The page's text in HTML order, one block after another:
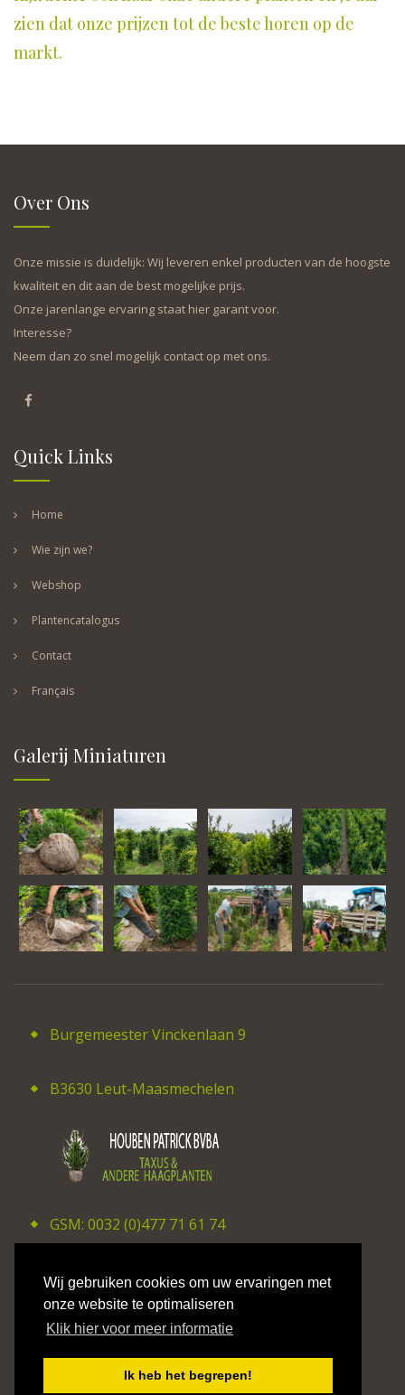
Wij gebruiken cookies om uw ervaringen met
onze website te optimaliseren
Klik hier voor meer informatie
Ik heb het begrepen!
zien dat onze prijzen tot de beste horen op de
markt.
Over Ons
Onze missie is duidelijk: Wij leveren enkel producten van de hoogste
kwaliteit en dit aan de best mogelijke prijs.
Onze jarenlange ervaring staat hier garant voor.
Interesse?
Neem dan zo snel mogelijk contact op met ons.
Quick Links
Home
Wie zijn we?
Webshop
Plantencatalogus
Contact
Français
Galerij Miniaturen
Burgemeester Vinckenlaan 9
B3630 Leut-Maasmechelen
GSM: 0032 (0)477 71 61 74
E-mail: patrick_houben@hotmail.com
©2026 CV Studio Hilaire Smits